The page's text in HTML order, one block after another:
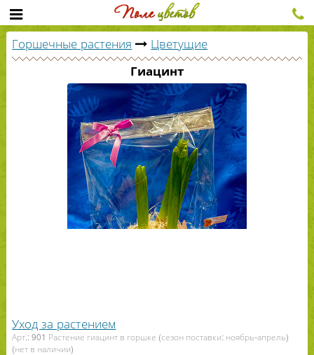
Горшечные растения Цветущие
Гиацинт
Уход за растением
Арт.: 901 Растение гиацинт в горшке (сезон поставки: ноябрь-апрель)
(нет в наличии)